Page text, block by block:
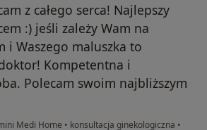
z całego serca! Najlepszy
:) jeśli zależy Wam na
i Waszego maluszka to
Kompetentna i
Polecam swoim najbliższym
Medi Home • konsultacja ginekologiczna •